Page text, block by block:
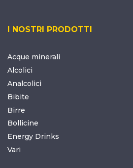
I NOSTRI PRODOTTI
Acque minerali
Alcolici
Analcolici
Bibite
Birre
Bollicine
Energy Drinks
Vari